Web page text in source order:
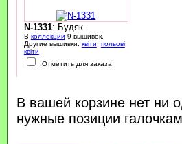
N-1331: Будяк
В коллекции 9 вышивок.
Другие вышивки: квіти
польові
квіти
Отметить для заказа
В вашей корзине нет ни
нужные позиции